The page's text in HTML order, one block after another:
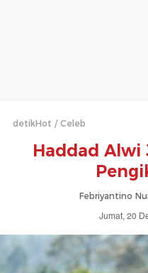
detikHot Celeb
Haddad Alwi
Febriyantino
Jumat, 20